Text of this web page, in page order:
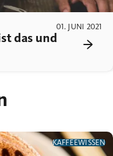
01. JUNI 2021
das und
KAFFEEWISSEN